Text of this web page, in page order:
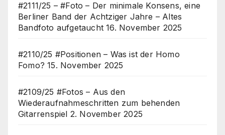
#2111/25 – #Foto – Der minimale Konsens, eine
Berliner Band der Achtziger Jahre – Altes
Bandfoto aufgetaucht 16. November 2025
#2110/25 #Positionen – Was ist der Homo
Fomo? 15. November 2025
#2109/25 #Fotos – Aus den
Wiederaufnahmeschritten zum behenden
Gitarrenspiel 2. November 2025